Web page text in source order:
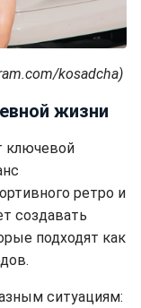
kosadcha)
жизни
ключевой
ретро и
создавать
подходят как
ситуациям: